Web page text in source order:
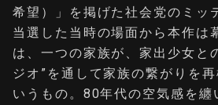
希望）」を掲げた社会党のミッ
当選した当時の場面から本作は
は、一つの家族が、家出少女と
ジオ”を通して家族の繋がりを
いうもの。80年代の空気感を纏